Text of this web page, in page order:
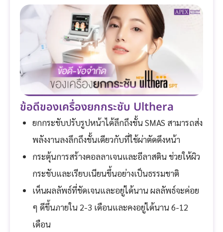
ข้อดีของเครื่องยกกระชับ Ulthera
ยกกระชับปรับรูปหน้าได้ลึกถึงชั้น SMAS สามารถส่ง
พลังงานลงลึกถึงชั้นเดียวกับที่ใช้ผ่าตัดดึงหน้า
กระตุ้นการสร้างคอลลาเจนและอีลาสติน ช่วยให้ผิว
กระชับและเรียบเนียนขึ้นอย่างเป็นธรรมชาติ
เห็นผลลัพธ์ที่ชัดเจนและอยู่ได้นาน ผลลัพธ์จะค่อย
ๆ ดีขึ้นภายใน 2-3 เดือนและคงอยู่ได้นาน 6-12
เดือน